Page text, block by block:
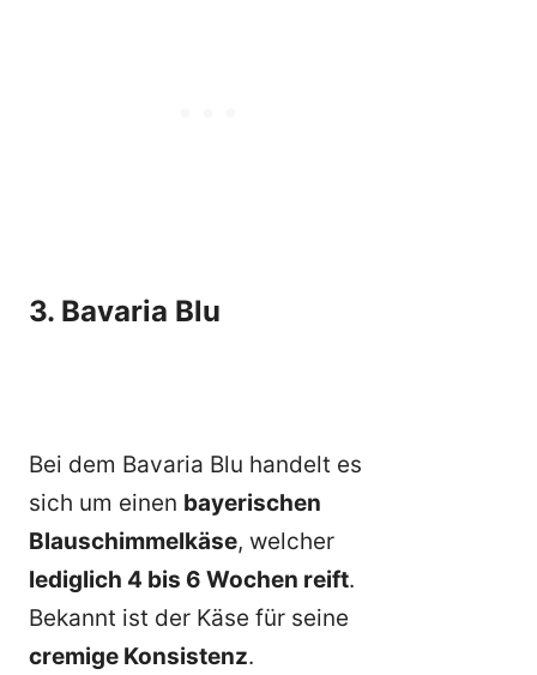
3. Bavaria Blu
Bei dem Bavaria Blu handelt es
sich um einen bayerischen
Blauschimmelkäse, welcher
lediglich 4 bis 6 Wochen reift.
Bekannt ist der Käse für seine
cremige Konsistenz.